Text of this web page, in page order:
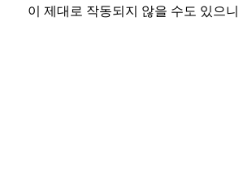
이 제대로 작동되지 않을 수도 있으니